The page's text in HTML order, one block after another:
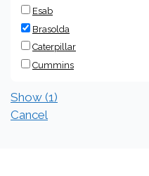
Esab
Brasolda
Caterpillar
Cummins
Show (1 )
Cancel